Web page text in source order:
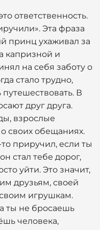
ответственность.
Эта фраза
принц ухаживал за
капризной и
на себя заботу о
стало трудно,
путешествовать. В
друг друга.
взрослые
своих обещаниях.
приручил, если ты
стал тебе дорог,
уйти. Это значит,
друзьям, своей
игрушкам.
ты не бросаешь
человека,